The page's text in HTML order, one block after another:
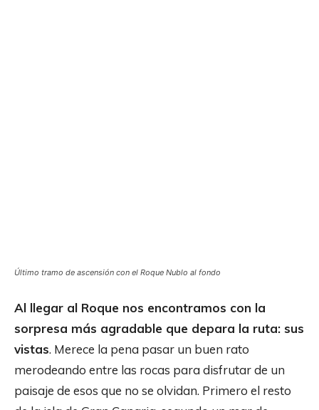
Último tramo de ascensión con el Roque Nublo al fondo
Al llegar al Roque nos encontramos con la
sorpresa más agradable que depara la ruta: sus
vistas. Merece la pena pasar un buen rato
merodeando entre las rocas para disfrutar de un
paisaje de esos que no se olvidan. Primero el resto